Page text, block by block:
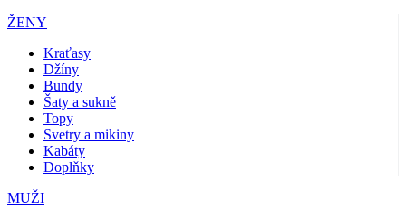
ŽENY
Kraťasy
Džíny
Bundy
Šaty a sukně
Topy
Svetry a mikiny
Kabáty
Doplňky
MUŽI